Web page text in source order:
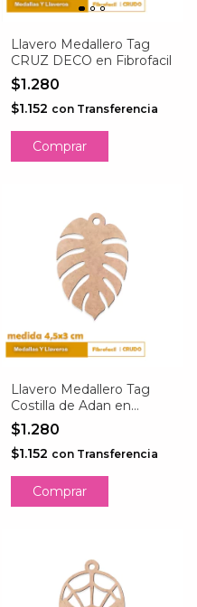
Llavero Medallero Tag
CRUZ DECO en Fibrofacil
$1.280
$1.152 con Transferencia
Comprar
Llavero Medallero Tag
Costilla de Adan en
Fibrofacil
$1.280
$1.152 con Transferencia
Comprar